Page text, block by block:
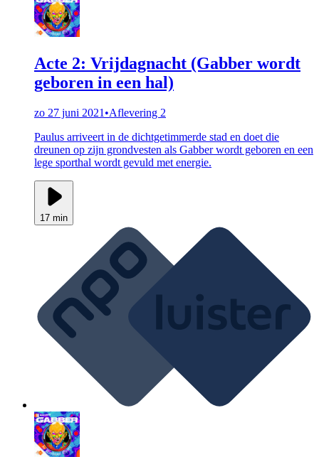
Acte 2: Vrijdagnacht (Gabber wordt
geboren in een hal)
zo 27 juni 2021 •Aflevering 2
Paulus arriveert in de dichtgetimmerde stad en doet die
dreunen op zijn grondvesten als Gabber wordt geboren en een
lege sporthal wordt gevuld met energie.
17 min